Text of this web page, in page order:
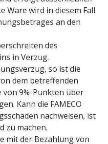
Ware wird in diesem Fall
an den
des
in Verzug.
so ist die
dem betreffenden
9%-Punkten über
Kann die FAMECO
nachweisen, ist
zu machen.
mit der Bezahlung von